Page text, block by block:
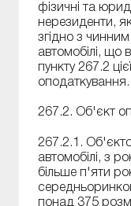
фізичні та
нерезиденти,
згідно з чинним
автомобілі, що
пункту 267.2
оподаткування.
267.2. Об'єкт
267.2.1.
автомобілі, з
більше п'яти
понад 375